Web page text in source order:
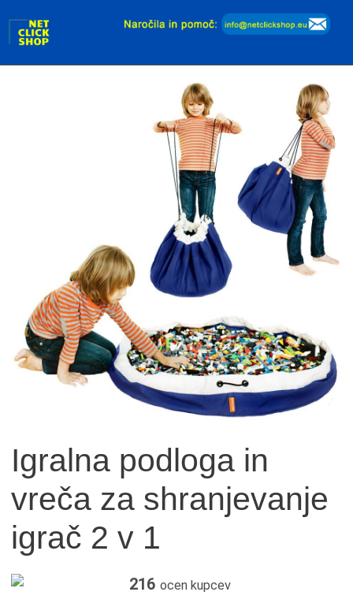
Dodaj v košarico
Igralna podloga in
vreča za shranjevanje
igrač 2 v 1
216 ocen kupcev